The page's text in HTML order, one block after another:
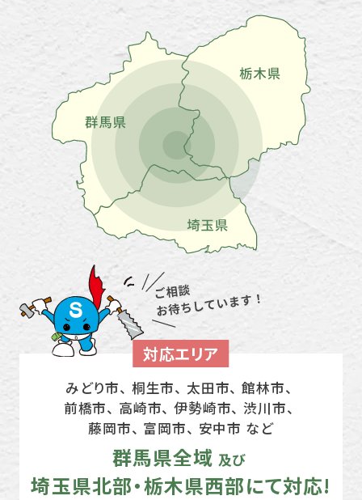
対応エリア
みどり市、 桐生市、 太田市、 館林市、
前橋市、 高崎市、伊勢崎市、 渋川市、
藤岡市、 富岡市、 安中市 など
群馬県全域 及び
埼玉県北部・栃木県西部にて対応!